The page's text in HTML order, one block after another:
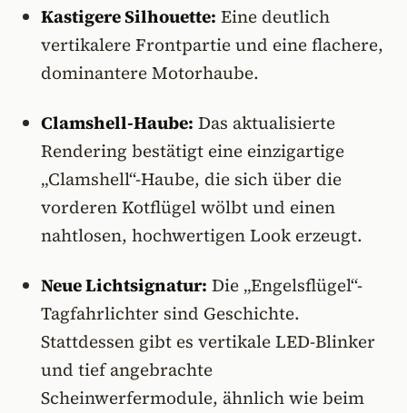
Kastigere Silhouette: Eine deutlich
vertikalere Frontpartie und eine flachere,
dominantere Motorhaube.
Clamshell-Haube: Das aktualisierte
Rendering bestätigt eine einzigartige
„Clamshell“-Haube, die sich über die
vorderen Kotflügel wölbt und einen
nahtlosen, hochwertigen Look erzeugt.
Neue Lichtsignatur: Die „Engelsflügel“-
Tagfahrlichter sind Geschichte.
Stattdessen gibt es vertikale LED-Blinker
und tief angebrachte
Scheinwerfermodule, ähnlich wie beim